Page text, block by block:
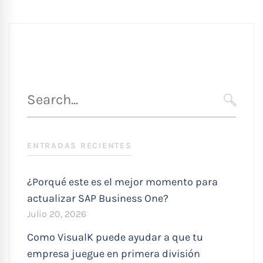
para
ENTRADAS RECIENTES
¿Porqué este es el mejor momento para
actualizar SAP Business One?
Julio 20, 2026
Como VisualK puede ayudar a que tu
empresa juegue en primera división